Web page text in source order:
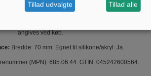
én multiværktøjsskraber og spatel med 70 mm blad.
blade eller tilbehør med, medmindre andet specifikt
angives ved køb.
Bredde: 70 mm. Egnet til silikone/akryl: Ja.
(MPN): 685.06.44. GTIN: 045242600564.
Tillad udvalgte Tillad alle